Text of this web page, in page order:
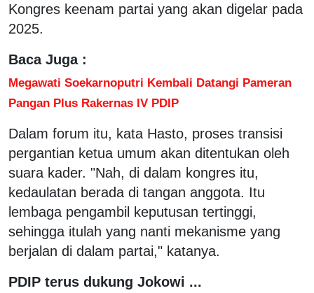
Kongres keenam partai yang akan digelar pada
2025.
Baca Juga :
Megawati Soekarnoputri Kembali Datangi Pameran
Pangan Plus Rakernas IV PDIP
Dalam forum itu, kata Hasto, proses transisi
pergantian ketua umum akan ditentukan oleh
suara kader. "Nah, di dalam kongres itu,
kedaulatan berada di tangan anggota. Itu
lembaga pengambil keputusan tertinggi,
sehingga itulah yang nanti mekanisme yang
berjalan di dalam partai," katanya.
PDIP terus dukung Jokowi ...